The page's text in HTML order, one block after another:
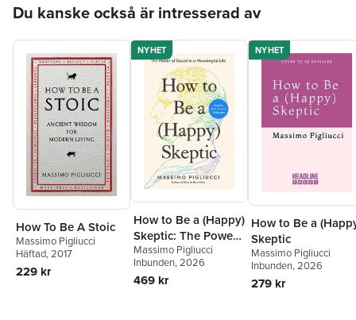
Du kanske också är intresserad av
How To Be A Stoic
Massimo Pigliucci
Häftad, 2017
229 kr
NYHET
How to Be a (Happy)
Skeptic: The Power
of Doubt in a
Meaningful Life--
Lessons from
Massimo Pigliucci
Inbunden, 2026
469 kr
NYHET
How to Be a
Skeptic
Massimo Pigliucci
Inbunden, 2026
279 kr